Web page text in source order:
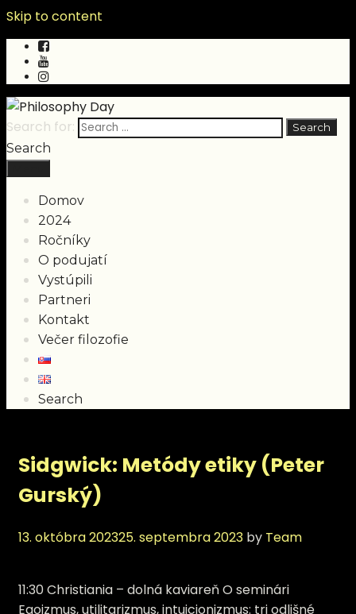
Skip to content
Search for:
Search
Domov
2024
Ročníky
O podujatí
Vystúpili
Partneri
Kontakt
Večer filozofie
Search
Sidgwick: Metódy etiky (Peter
Gurský)
13. októbra 202325. septembra 2023 by Team
11:30 Christiania – dolná kaviareň O seminári
Egoizmus, utilitarizmus, intuicionizmus: tri odlišné